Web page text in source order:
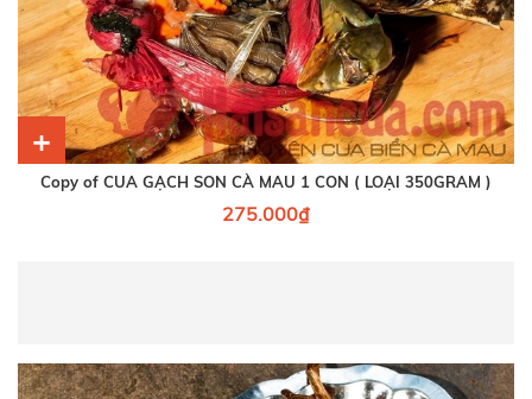
+
Copy of CUA GẠCH SON CÀ MAU 1 CON ( LOẠI 350GRAM )
275.000₫